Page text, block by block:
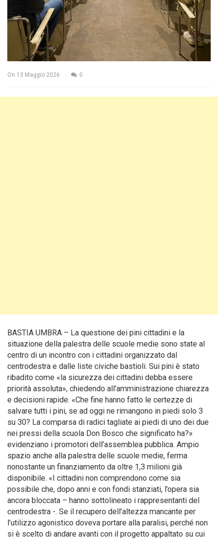
On 13 Maggio 2026 0
BASTIA UMBRA – La questione dei pini cittadini e la
situazione della palestra delle scuole medie sono state al
centro di un incontro con i cittadini organizzato dal
centrodestra e dalle liste civiche bastioli. Sui pini è stato
ribadito come «la sicurezza dei cittadini debba essere
priorità assoluta», chiedendo all’amministrazione chiarezza
e decisioni rapide. «Che fine hanno fatto le certezze di
salvare tutti i pini, se ad oggi ne rimangono in piedi solo 3
su 30? La comparsa di radici tagliate ai piedi di uno dei due
nei pressi della scuola Don Bosco che significato ha?»
evidenziano i promotori dell’assemblea pubblica. Ampio
spazio anche alla palestra delle scuole medie, ferma
nonostante un finanziamento da oltre 1,3 milioni già
disponibile. «I cittadini non comprendono come sia
possibile che, dopo anni e con fondi stanziati, l’opera sia
ancora bloccata – hanno sottolineato i rappresentanti del
centrodestra -. Se il recupero dell’altezza mancante per
l’utilizzo agonistico doveva portare alla paralisi, perché non
si è scelto di andare avanti con il progetto appaltato su cui